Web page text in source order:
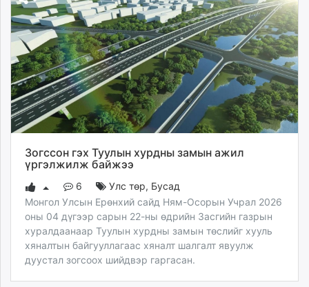
Зогссон гэх Туулын хурдны замын ажил
үргэлжилж байжээ
6 Улс төр, Бусад
Монгол Улсын Ерөнхий сайд Ням-Осорын Учрал 2026
оны 04 дүгээр сарын 22-ны өдрийн Засгийн газрын
хуралдаанаар Туулын хурдны замын төслийг хууль
хяналтын байгууллагаас хяналт шалгалт явуулж
дуустал зогсоох шийдвэр гаргасан.